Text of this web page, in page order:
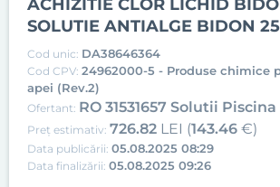
ACHIZITIE CLOR LICHID
SOLUTIE ANTIALGE BIDON
Cod unic: DA38646364
Cod CPV: 24962000-5 - Produse chimice
apei (Rev.2)
Ofertant: RO 31531657 Solutii Piscina
Preț estimativ: 726.82 LEI (143.46 €)
Data publicării: 05.08.2025 08:29
Data finalizării: 05.08.2025 09:26